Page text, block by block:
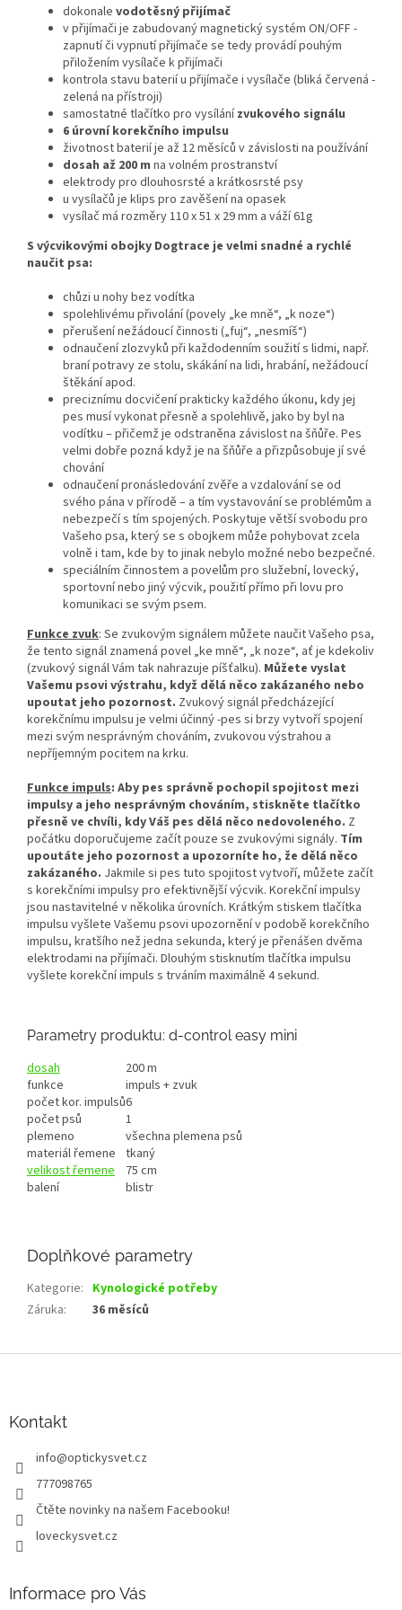
dokonale vodotěsný přijímač
v přijímači je zabudovaný magnetický systém ON/OFF -
zapnutí či vypnutí přijímače se tedy provádí pouhým
přiložením vysílače k přijímači
kontrola stavu baterií u přijímače i vysílače (bliká červená -
zelená na přístroji)
samostatné tlačítko pro vysílánízvukového signálu
6 úrovní korekčního impulsu
životnost baterií je až 12 měsíců v závislosti na používání
dosah až 200 m na volném prostranství
elektrody pro dlouhosrsté a krátkosrsté psy
u vysílačů je klips pro zavěšení na opasek
vysílač má rozměry 110 x 51 x 29 mm a váží 61g
S výcvikovými obojky Dogtrace je velmi snadné a rychlé
naučit psa:
chůzi u nohy bez vodítka
spolehlivému přivolání (povely „ke mně“, „k noze“)
přerušení nežádoucí činnosti („fuj“, „nesmíš“)
odnaučení zlozvyků při každodenním soužití s lidmi, např.
braní potravy ze stolu, skákání na lidi, hrabání, nežádoucí
štěkání apod.
preciznímu docvičení prakticky každého úkonu, kdy jej
pes musí vykonat přesně a spolehlivě, jako by byl na
vodítku – přičemž je odstraněna závislost na šňůře. Pes
velmi dobře pozná když je na šňůře a přizpůsobuje jí své
chování
odnaučení pronásledování zvěře a vzdalování se od
svého pána v přírodě – a tím vystavování se problémům a
nebezpečí s tím spojených. Poskytuje větší svobodu pro
Vašeho psa, který se s obojkem může pohybovat zcela
volně i tam, kde by to jinak nebylo možné nebo bezpečné.
speciálním činnostem a povelům pro služební, lovecký,
sportovní nebo jiný výcvik, použití přímo při lovu pro
komunikaci se svým psem.
Funkce zvuk: Se zvukovým signálem můžete naučit Vašeho psa,
že tento signál znamená povel „ke mně“, „k noze“, ať je kdekoliv
(zvukový signál Vám tak nahrazuje píšťalku). Můžete vyslat
Vašemu psovi výstrahu, když dělá něco zakázaného nebo
upoutat jeho pozornost. Zvukový signál předcházející
korekčnímu impulsu je velmi účinný -pes si brzy vytvoří spojení
mezi svým nesprávným chováním, zvukovou výstrahou a
nepříjemným pocitem na krku.
Funkce impuls: Aby pes správně pochopil spojitost mezi
impulsy a jeho nesprávným chováním, stiskněte tlačítko
přesně ve chvíli, kdy Váš pes dělá něco nedovoleného. Z
počátku doporučujeme začít pouze se zvukovými signály. Tím
upoutáte jeho pozornost a upozorníte ho, že dělá něco
zakázaného. Jakmile si pes tuto spojitost vytvoří, můžete začít
s korekčními impulsy pro efektivnější výcvik. Korekční impulsy
jsou nastavitelné v několika úrovních. Krátkým stiskem tlačítka
impulsu vyšlete Vašemu psovi upozornění v podobě korekčního
impulsu, kratšího než jedna sekunda, který je přenášen dvěma
elektrodami na přijímači. Dlouhým stisknutím tlačítka impulsu
vyšlete korekční impuls s trváním maximálně 4 sekund.
Parametry produktu: d-control easy mini
dosah
200 m
funkce
impuls + zvuk
počet kor. impulsů6
počet psů
1
plemeno
všechna plemena psů
materiál řemene tkaný
velikost řemene
75 cm
balení
blistr
Doplňkové parametry
Kategorie: Kynologické potřeby
Záruka: 36 měsíců
Kontakt
info@optickysvet.cz
777098765
Čtěte novinky na našem Facebooku!
loveckysvet.cz
Informace pro Vás